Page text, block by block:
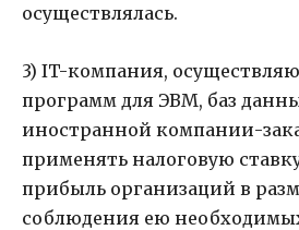
осуществлялась.
3) IT-компания,
программ для ЭВМ, баз
иностранной компании-
применять налоговую
прибыль организаций в
соблюдения ею